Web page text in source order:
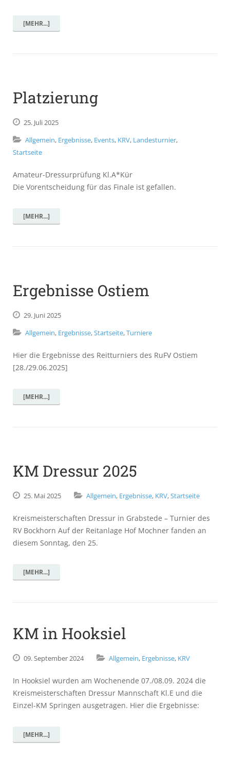
[MEHR...]
Platzierung
25. Juli2025
Allgemein, Ergebnisse, Events, KRV, Landesturnier,
Startseite
Amateur-Dressurprüfung Kl.A*Kür
Die Vorentscheidung für das Finale ist gefallen.
[MEHR...]
Ergebnisse Ostiem
29. Juni2025
Allgemein, Ergebnisse,Startseite,Turniere
Hier die Ergebnisse des Reitturniers des RuFV Ostiem
[28./29.06.2025]
[MEHR...]
KM Dressur 2025
25. Mai2025 Allgemein, Ergebnisse, KRV,Startseite
Kreismeisterschaften Dressur in Grabstede – Turnier des
RV Bockhorn Auf der Reitanlage Hof Mochner fanden an
diesem Sonntag, den 25.
[MEHR...]
KM in Hooksiel
09.September2024 Allgemein, Ergebnisse, KRV
In Hooksiel wurden am Wochenende 07./08.09. 2024 die
Kreismeisterschaften Dressur Mannschaft Kl.E und die
Einzel-KM Springen ausgetragen. Hier die Ergebnisse:
[MEHR...]